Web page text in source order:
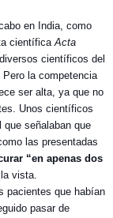
en India, como
científicaActa
científicos del
Pero la competencia
ser alta, ya que no
Unos científicos
que señalaban que
las presentadas
“en apenas dos
vista.
pacientes que habían
pasar de